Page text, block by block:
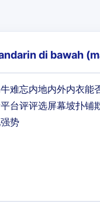
di bawah